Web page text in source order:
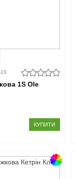
1S Ole
КУПИТИ